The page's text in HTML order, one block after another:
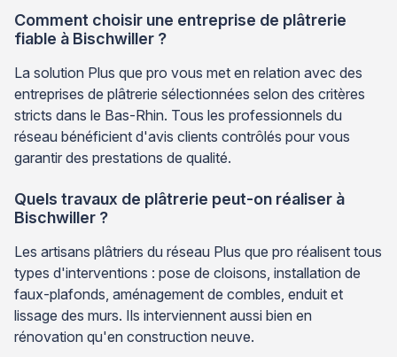
Comment choisir une entreprise de plâtrerie
fiable à Bischwiller ?
La solution Plus que pro vous met en relation avec des
entreprises de plâtrerie sélectionnées selon des critères
stricts dans le Bas-Rhin. Tous les professionnels du
réseau bénéficient d'avis clients contrôlés pour vous
garantir des prestations de qualité.
Quels travaux de plâtrerie peut-on réaliser à
Bischwiller ?
Les artisans plâtriers du réseau Plus que pro réalisent tous
types d'interventions : pose de cloisons, installation de
faux-plafonds, aménagement de combles, enduit et
lissage des murs. Ils interviennent aussi bien en
rénovation qu'en construction neuve.